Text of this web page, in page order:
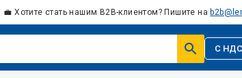
💼 Хотите стать нашим B2B-клиентом? Пишите на
С НДС